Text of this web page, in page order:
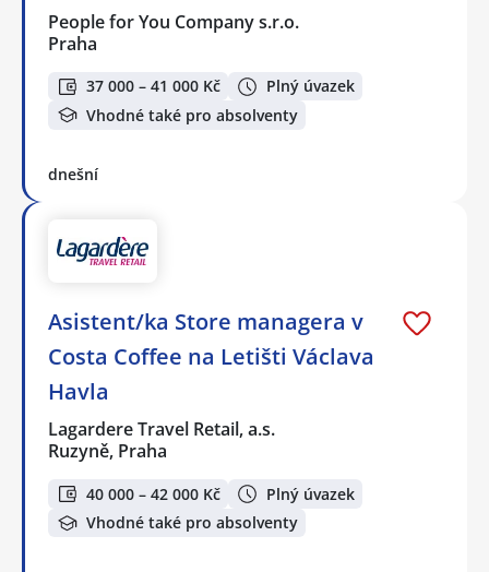
People for You Company s.r.o.
Praha
37 000 – 41 000 Kč
Plný úvazek
Vhodné také pro absolventy
dnešní
Asistent/ka Store managera v
Costa Coffee na Letišti Václava
Havla
Lagardere Travel Retail, a.s.
Ruzyně, Praha
40 000 – 42 000 Kč
Plný úvazek
Vhodné také pro absolventy